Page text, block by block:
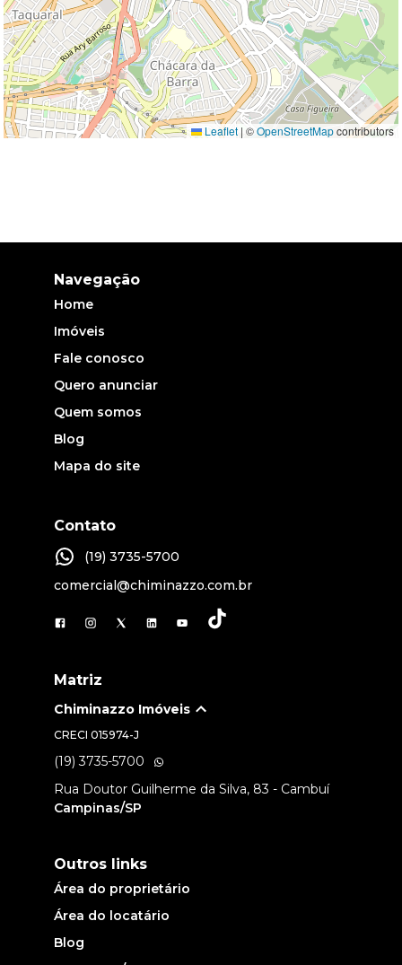
Leaflet | ©OpenStreetMapcontributors
Navegação
Home
Imóveis
Fale conosco
Quero anunciar
Quem somos
Blog
Mapa do site
Contato
(19) 3735-5700
comercial@chiminazzo.com.br
Matriz
Chiminazzo Imóveis
CRECI 015974-J
(19) 3735-5700
Rua Doutor Guilherme da Silva, 83 - Cambuí
Campinas/SP
Outros links
Área do proprietário
Área do locatário
Blog